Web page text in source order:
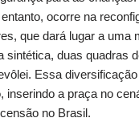
ocorre na
que dará lugar a uma
sintética, duas quadras
Essa
inserindo a praça no
no Brasil.